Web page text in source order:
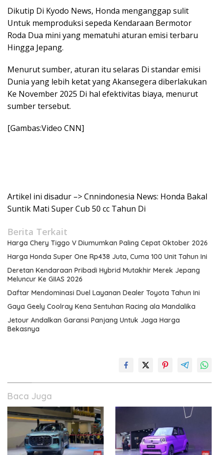
Dikutip Di Kyodo News, Honda menganggap sulit
Untuk memproduksi sepeda Kendaraan Bermotor
Roda Dua mini yang mematuhi aturan emisi terbaru
Hingga Jepang.
Menurut sumber, aturan itu selaras Di standar emisi
Dunia yang lebih ketat yang Akansegera diberlakukan
Ke November 2025 Di hal efektivitas biaya, menurut
sumber tersebut.
[Gambas:Video CNN]
Artikel ini disadur –> Cnnindonesia News: Honda Bakal
Suntik Mati Super Cub 50 cc Tahun Di
Berita Terkait
Harga Chery Tiggo V Diumumkan Paling Cepat Oktober 2026
Harga Honda Super One Rp438 Juta, Cuma 100 Unit Tahun Ini
Deretan Kendaraan Pribadi Hybrid Mutakhir Merek Jepang
Meluncur Ke GIIAS 2026
Daftar Mendominasi Duel Layanan Dealer Toyota Tahun Ini
Gaya Geely Coolray Kena Sentuhan Racing ala Mandalika
Jetour Andalkan Garansi Panjang Untuk Jaga Harga
Bekasnya
Baca Juga